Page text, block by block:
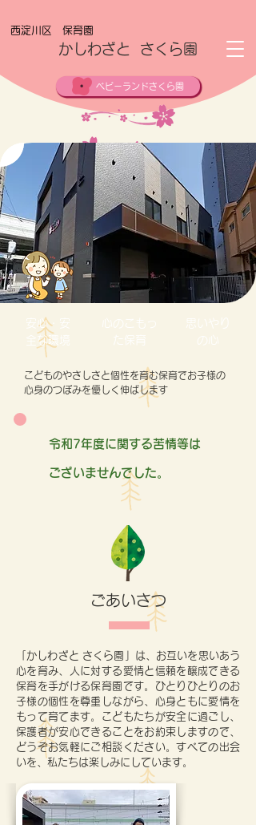
​かしわざと さくら園
西淀川区 保育園
ベビーランドさくら園
安心・安
全な環境
心のこもっ
た保育
思いやり
の心
こどものやさしさと個性を育む保育でお子様の
心身のつぼみを優しく伸ばします
​令和7年度に関する苦情等は
ございませんでした。
ごあいさつ
「かしわざと さくら園」は、お互いを思いあう
心を育み、人に対する愛情と信頼を醸成できる
保育を手がける保育園です。ひとりひとりのお
子様の個性を尊重しながら、心身ともに愛情を
もって育てます。こどもたちが安全に過ごし、
保護者が安心できることをお約束しますので、
どうぞお気軽にご相談ください。すべての出会
いを、私たちは楽しみにしています。